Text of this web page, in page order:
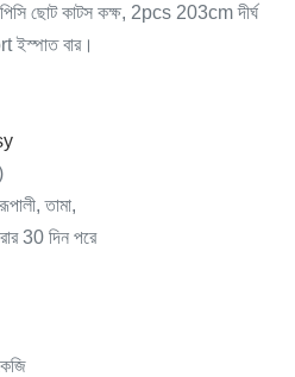
ছোট কাটস কক্ষ, 2pcs 203cm দীর্ঘ
ইস্পাত বার।
তামা,
30 দিন পরে